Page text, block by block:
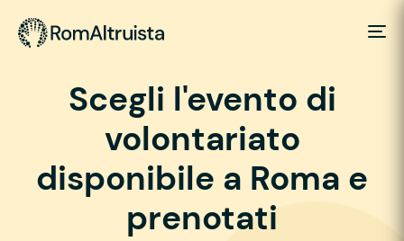
Scegli l'evento di
volontariato
disponibile a Roma e
prenotati